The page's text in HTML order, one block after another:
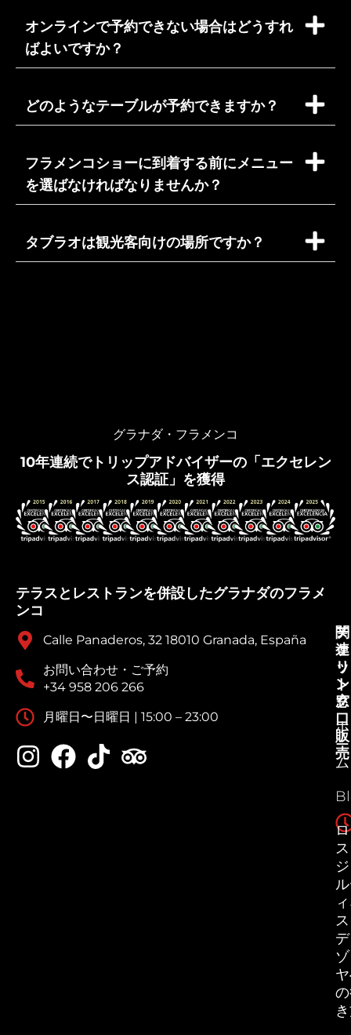
オンラインで予約できない場合はどうすれ
ばよいですか？
どのようなテーブルが予約できますか？
フラメンコショーに到着する前にメニュー
を選ばなければなりませんか？
タブラオは観光客向けの場所ですか？
グラナダ・フラメンコ
10年連続でトリップアドバイザーの「エクセレン
ス認証」を獲得
テラスとレストランを併設したグラナダのフラメ
ンコ
Calle Panaderos, 32 18010 Granada, España
お問い合わせ・ご予約
+34 958 206 266
月曜日〜日曜日 | 15:00 – 23:00
チ
ケ
ッ
ト
窓
口
販
売
関
連
リ
ン
ク
ホ
ー
ム
ロ